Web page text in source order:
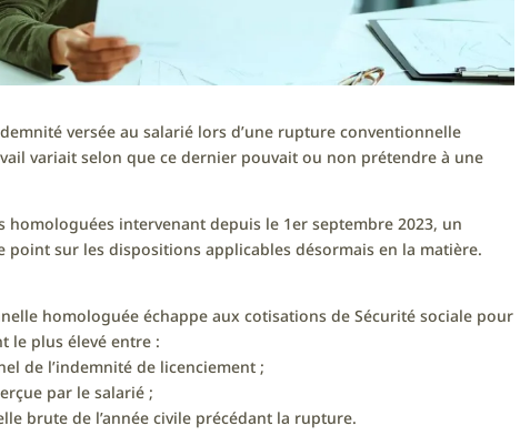
versée au salarié lors d’une rupture conventionnelle
variait selon que ce dernier pouvait ou non prétendre à une
intervenant depuis le 1er septembre 2023, un
point sur les dispositions applicables désormais en la matière.
homologuée échappe aux cotisations de Sécurité sociale pour
le plus élevé entre :
de l’indemnité de licenciement ;
par le salarié ;
brute de l’année civile précédant la rupture.